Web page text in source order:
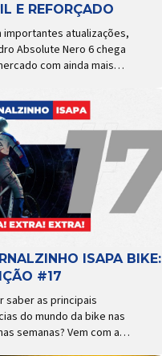
E REFORÇADO
importantes atualizações,
Absolute Nero 6 chega
com ainda mais
e MTB recreacional
quadros de maior
do mercado de
brasileiro chega em
versão: o
Nero 6, sexta geração
mais vendido da
nacional. Extremamente
para quem busca uma
ISAPA BIKE:
#17
saber as principais
do mundo da bike nas
semanas? Vem com a